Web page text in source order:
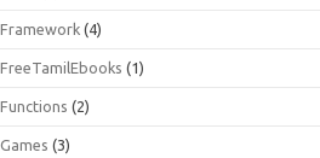
Framework (4)
FreeTamilEbooks (1)
Functions (2)
Games (3)